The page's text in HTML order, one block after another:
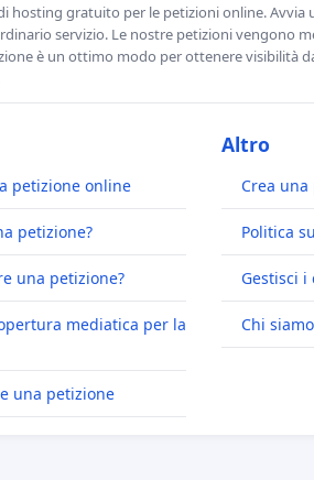
hosting gratuito per le petizioni online. Avvia
servizio. Le nostre petizioni vengono
è un ottimo modo per ottenere visibilità
petizione online
petizione?
una petizione?
mediatica per la
una petizione
Altro
Crea
Politica
Gestisci i
Chi siamo